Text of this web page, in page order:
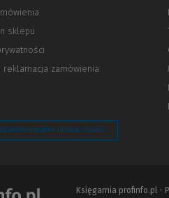
sklepu
innej
reklamacja zamówienia
preferencjami plików cookie
Księgarnia profinfo.pl -